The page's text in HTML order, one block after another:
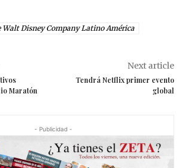
Walt Disney Company Latino América
Maratón
Next article
Tendrá Netflix primer evento
global
- Publicidad -